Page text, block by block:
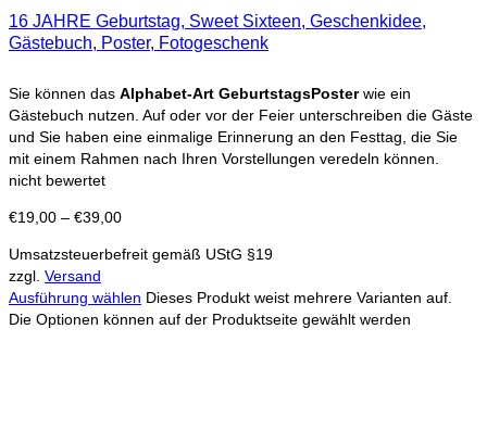
16 JAHRE Geburtstag, Sweet Sixteen, Geschenkidee,
Gästebuch, Poster, Fotogeschenk
Sie können das Alphabet-Art GeburtstagsPosterwie ein
Gästebuch nutzen. Auf oder vor der Feier unterschreiben die Gäste
und Sie haben eine einmalige Erinnerung an den Festtag, die Sie
mit einem Rahmen nach Ihren Vorstellungen veredeln können.
nicht bewertet
€19,00 – €39,00
Umsatzsteuerbefreit gemäß UStG §19
zzgl. Versand
Ausführung wählen Dieses Produkt weist mehrere Varianten auf.
Die Optionen können auf der Produktseite gewählt werden